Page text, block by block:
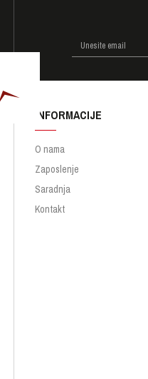
INFORMACIJE
O nama
Zaposlenje
Saradnja
Kontakt